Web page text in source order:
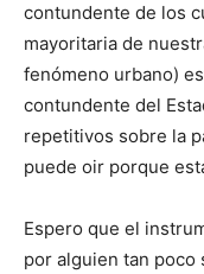
contundente de los
mayoritaria de
fenómeno urbano)
contundente del
repetitivos sobre la
puede oir porque
Espero que el
por alguien tan poco